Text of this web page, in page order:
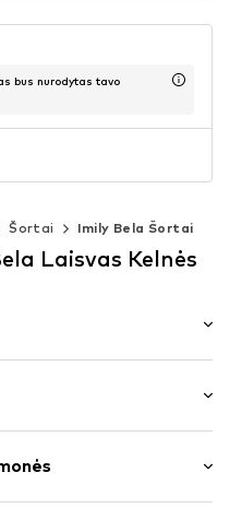
bus nurodytas tavo
Šortai Imily Bela Šortai
Laisvas Kelnės